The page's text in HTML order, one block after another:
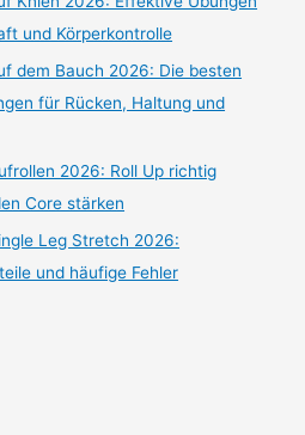
und Körperkontrolle
dem Bauch 2026: Die besten
für Rücken, Haltung und
2026: Roll Up richtig
Core stärken
Leg Stretch 2026:
und häufige Fehler